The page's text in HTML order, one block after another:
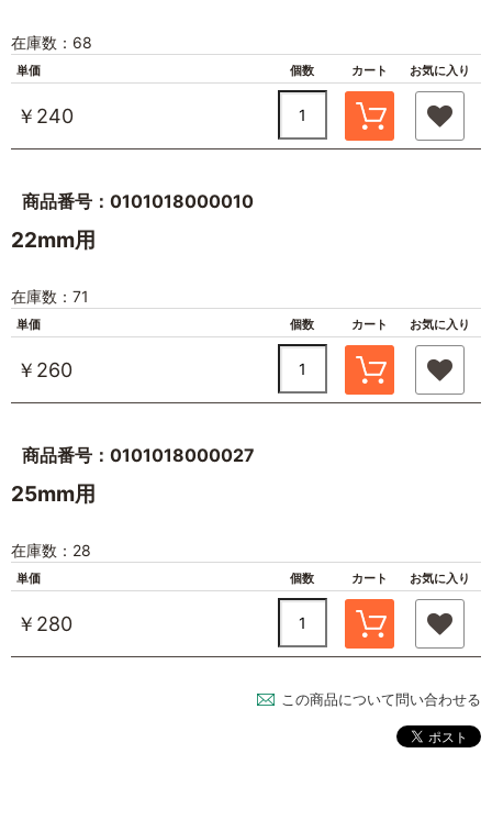
在庫数：68
単価 個数 カート お気に入り
￥240
商品番号：0101018000010
22mm用
在庫数：71
単価 個数 カート お気に入り
￥260
商品番号：0101018000027
25mm用
在庫数：28
単価 個数 カート お気に入り
￥280
この商品について問い合わせる